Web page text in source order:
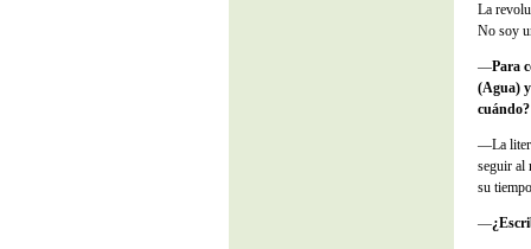
La
No soy
—Para
(Agua)
cuándo?
—La
seguir al
su
—